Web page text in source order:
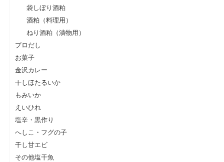
袋しぼり酒粕
酒粕（料理用）
ねり酒粕（漬物用）
プロだし
お菓子
金沢カレー
干しほたるいか
もみいか
えいひれ
塩辛・黒作り
へしこ・フグの子
干し甘エビ
その他塩干魚